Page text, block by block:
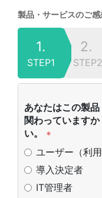
製品・サービスのご
1.
STEP1
2.
STEP2
あなたはこの製
関わっています
い。
*
ユーザー（利用
導入決定者
IT管理者